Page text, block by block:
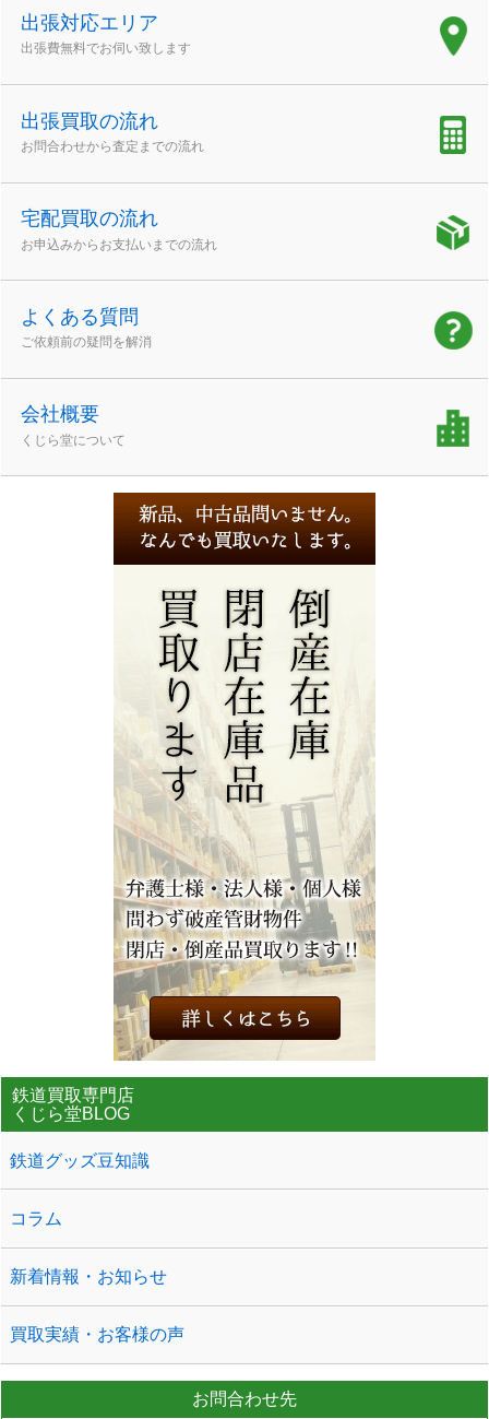
出張対応エリア
出張費無料でお伺い致します
出張買取の流れ
お問合わせから査定までの流れ
宅配買取の流れ
お申込みからお支払いまでの流れ
よくある質問
ご依頼前の疑問を解消
会社概要
くじら堂について
鉄道買取専門店
くじら堂BLOG
鉄道グッズ豆知識
コラム
新着情報・お知らせ
買取実績・お客様の声
お問合わせ先